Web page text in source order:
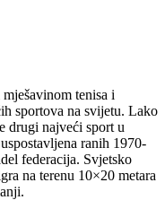
tenisa i
sportova na svijetu. Lako
drugi najveći sport u
ranih 1970-
federacija. Svjetsko
na terenu 10×20 metara